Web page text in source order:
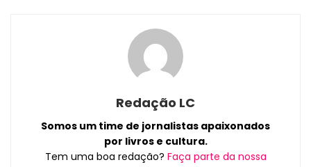
Redação LC
Somos um time de jornalistas apaixonados
por livros e cultura.
Tem uma boa redação? Faça parte da nossa